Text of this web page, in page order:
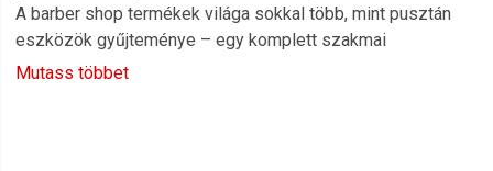
A barber shop termékek világa sokkal több, mint pusztán
eszközök gyűjteménye – egy komplett szakmai
ökoszisztéma, amely a férfi hajápolástól a borotválkozáson
Mutass többet